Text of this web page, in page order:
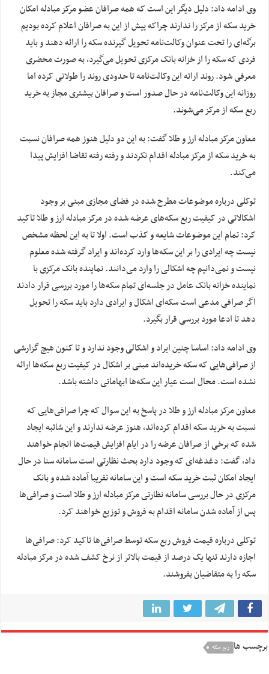
وی ادامه داد: دلیل دیگر این است که همه صرافان عضو مرکز مبادله امکان
خرید سکه از مرکز را ندارند چراکه پیش از این به صرافان اعلام کرده بودیم
برگه‌ای را تحت عنوان وکالت‌نامه تحویل گیرنده سکه را ارائه دهند و باید
فردی که سکه را از خزانه بانک مرکزی تحویل می‌گیرد، به صورت محضری
معرفی شود. روند ارائه این وکالت‌نامه تا حدودی روند را طولانی کرده اما
روزانه این وکالت‌نامه در حال صدور است و صرافان بیشتری مجاز به خرید
ربع سکه از مرکز می‌شوند.
معاون مرکز مبادله ارز و طلا گفت: به این دو دلیل هنوز همه صرافان نسبت
به خرید سکه از مرکز مبادله اقدام نکردند و رفته رفته تقاضا افزایش پیدا
می‌کند.
توکلی درباره موضوعات مطرح شده در فضای مجازی مبنی بر وجود
اشکالاتی در کیفیت ربع سکه‌های عرضه شده در مرکز مبادله ارز و طلا تاکید
کرد: تمام این موضوعات شایعه و کذب است. اولا تا به این لحظه مشخص
نیست چه ایرادی را بر این سکه‌ها وارد کرده‌اند و ایراد گرفته شده معلوم
نیست و نمی‌دانیم چه اشکالی را وارد می‌دانند. نماینده بانک مرکزی با
نماینده خزانه بانک عامل در جلسه‌ای تمام سکه‌ها را مورد بررسی قرار دادند
اگر صرافی مدعی است سکه‌ای اشکال و ایرادی دارد باید سکه را تحویل
دهد تا ادعا مورد بررسی قرار بگیرد.
وی ادامه داد: اساسا چنین ایراد و اشکالی وجود ندارد و تا کنون هیچ گزارشی
از صرافی‌هایی که سکه خریده‌اند مبنی بر اشکال در کیفیت ربع سکه‌ها ارائه
نشده است. محال است عیار این سکه‌ها ابهاماتی داشته باشد.
معاون مرکز مبادله ارز و طلا در پاسخ به این سوال که چرا صرافی‌هایی که
نسبت به خرید سکه اقدام کرده‌اند، هنوز عرضه ندارند و این شائبه ایجاد
شده که برخی از صرافان عرضه را در ایام افزایش قیمت‌ها انجام خواهند
داد، گفت: دغدغه‌ای که وجود دارد بحث نظارتی است سامانه سنا در حال
ایجاد امکان ثبت خرید سکه است و این سامانه تقریبا آماده شده و بانک
مرکزی در حال بررسی سامانه نظارتی مرکز مبادله ارز و طلا است و صرافی‌ها
پس از آماده شدن سامانه اقدام به فروش و توزیع خواهند کرد.
توکلی درباره قیمت فروش ربع سکه توسط صرافی‌ها تاکید کرد: صرافی‌ها
اجازه دارند تنها یک درصد از قیمت بالاتر از نرخ کشف شده در مرکز مبادله
سکه را به متقاضیان بفروشند.
برچسب ها ربع سکه